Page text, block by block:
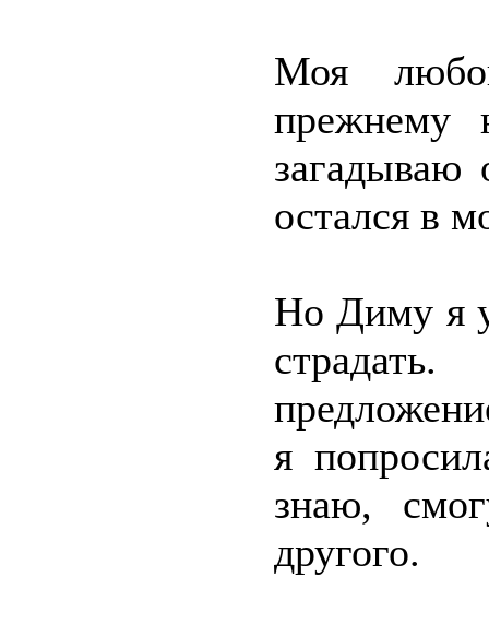
Моя
остался в
Но Диму я
я
знаю,
другого.